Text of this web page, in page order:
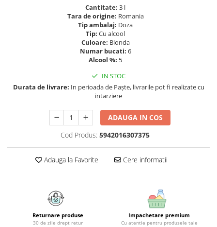
Maturi, mopuri si galeti
Accesorii maturi, mopuri & galeti
Produse curatare casa si exterior
Servetele umede antibacteriene
Solutie curatat mobila
Solutie curatat podele
Solutie curatat geamuri
Stergatoare geam
Solutie curatat covoare
Masini curatat pardoseli
Odorizant camera
Geluri si deodorante igiena intima
Tampoane si absorbante
Produse cu protectie solara
Pasta de dinti
Produse manichiura & pedichiura
Luciu si balsam de buze
Produse dezinfectante
Alcool sanitar
Cantitate: 3 l
Tara de origine: Romania
Tip ambalaj: Doza
Tip: Cu alcool
Culoare: Blonda
Numar bucati: 6
Alcool %: 5
IN STOC
Durata de livrare: In perioada de Paște, livrarile pot fi realizate cu
intarziere
ADAUGA IN COS
Cod Produs: 5942016307375
Adauga la Favorite Cere informatii
Returnare produse
30 de zile drept retur
Impachetare premium
Cu atentie pentru produsele tale